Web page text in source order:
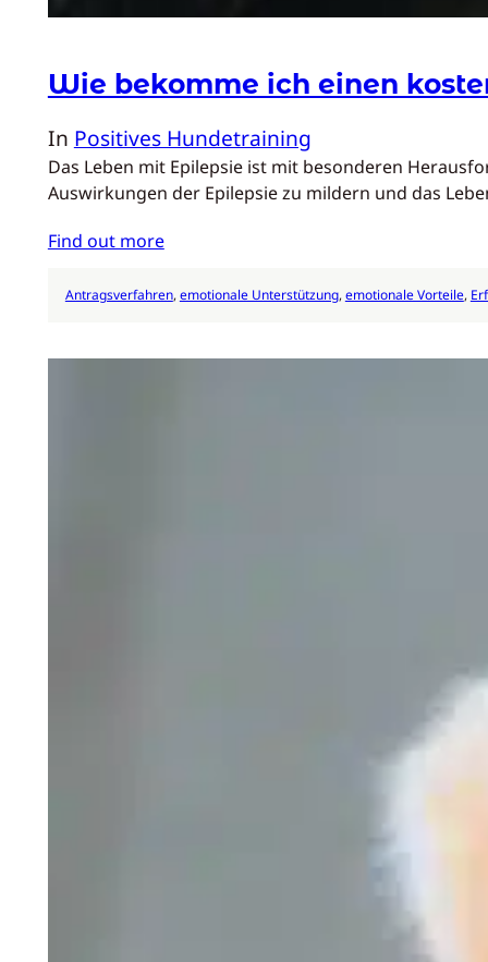
Wie bekomme ich einen
In Positives Hundetraining
Das Leben mit Epilepsie ist mit besonderen
Auswirkungen der Epilepsie zu mildern und das
Find out more
Antragsverfahren, emotionale Unterstützung, emotionale Vorteile,